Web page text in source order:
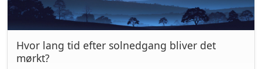
Hvor lang tid efter solnedgang bliver det
mørkt?